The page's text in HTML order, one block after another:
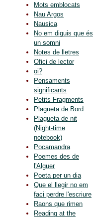
Mots emblocats
Nau Argos
Nausica
No em diguis que és
un somni
Notes de lletres
Ofici de lector
oi?
Pensaments
significants
Petits Fragments
Plagueta de Bord
Plagueta de nit
(Night-time
notebook)
Pocamandra
Poemes des de
l'Alguer
Poeta per un dia
Que el llegir no em
faci perdre l'escriure
Raons que rimen
Reading at the